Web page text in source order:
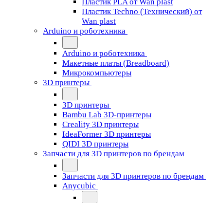
Пластик Techno (Технический) от
Wan plast
Arduino и роботехника
Arduino и роботехника
Макетные платы (Breadboard)
Микрокомпьютеры
3D принтеры
3D принтеры
Bambu Lab 3D-принтеры
Creality 3D принтеры
IdeaFormer 3D принтеры
QIDI 3D принтеры
Запчасти для 3D принтеров по брендам
Запчасти для 3D принтеров по брендам
Anycubic